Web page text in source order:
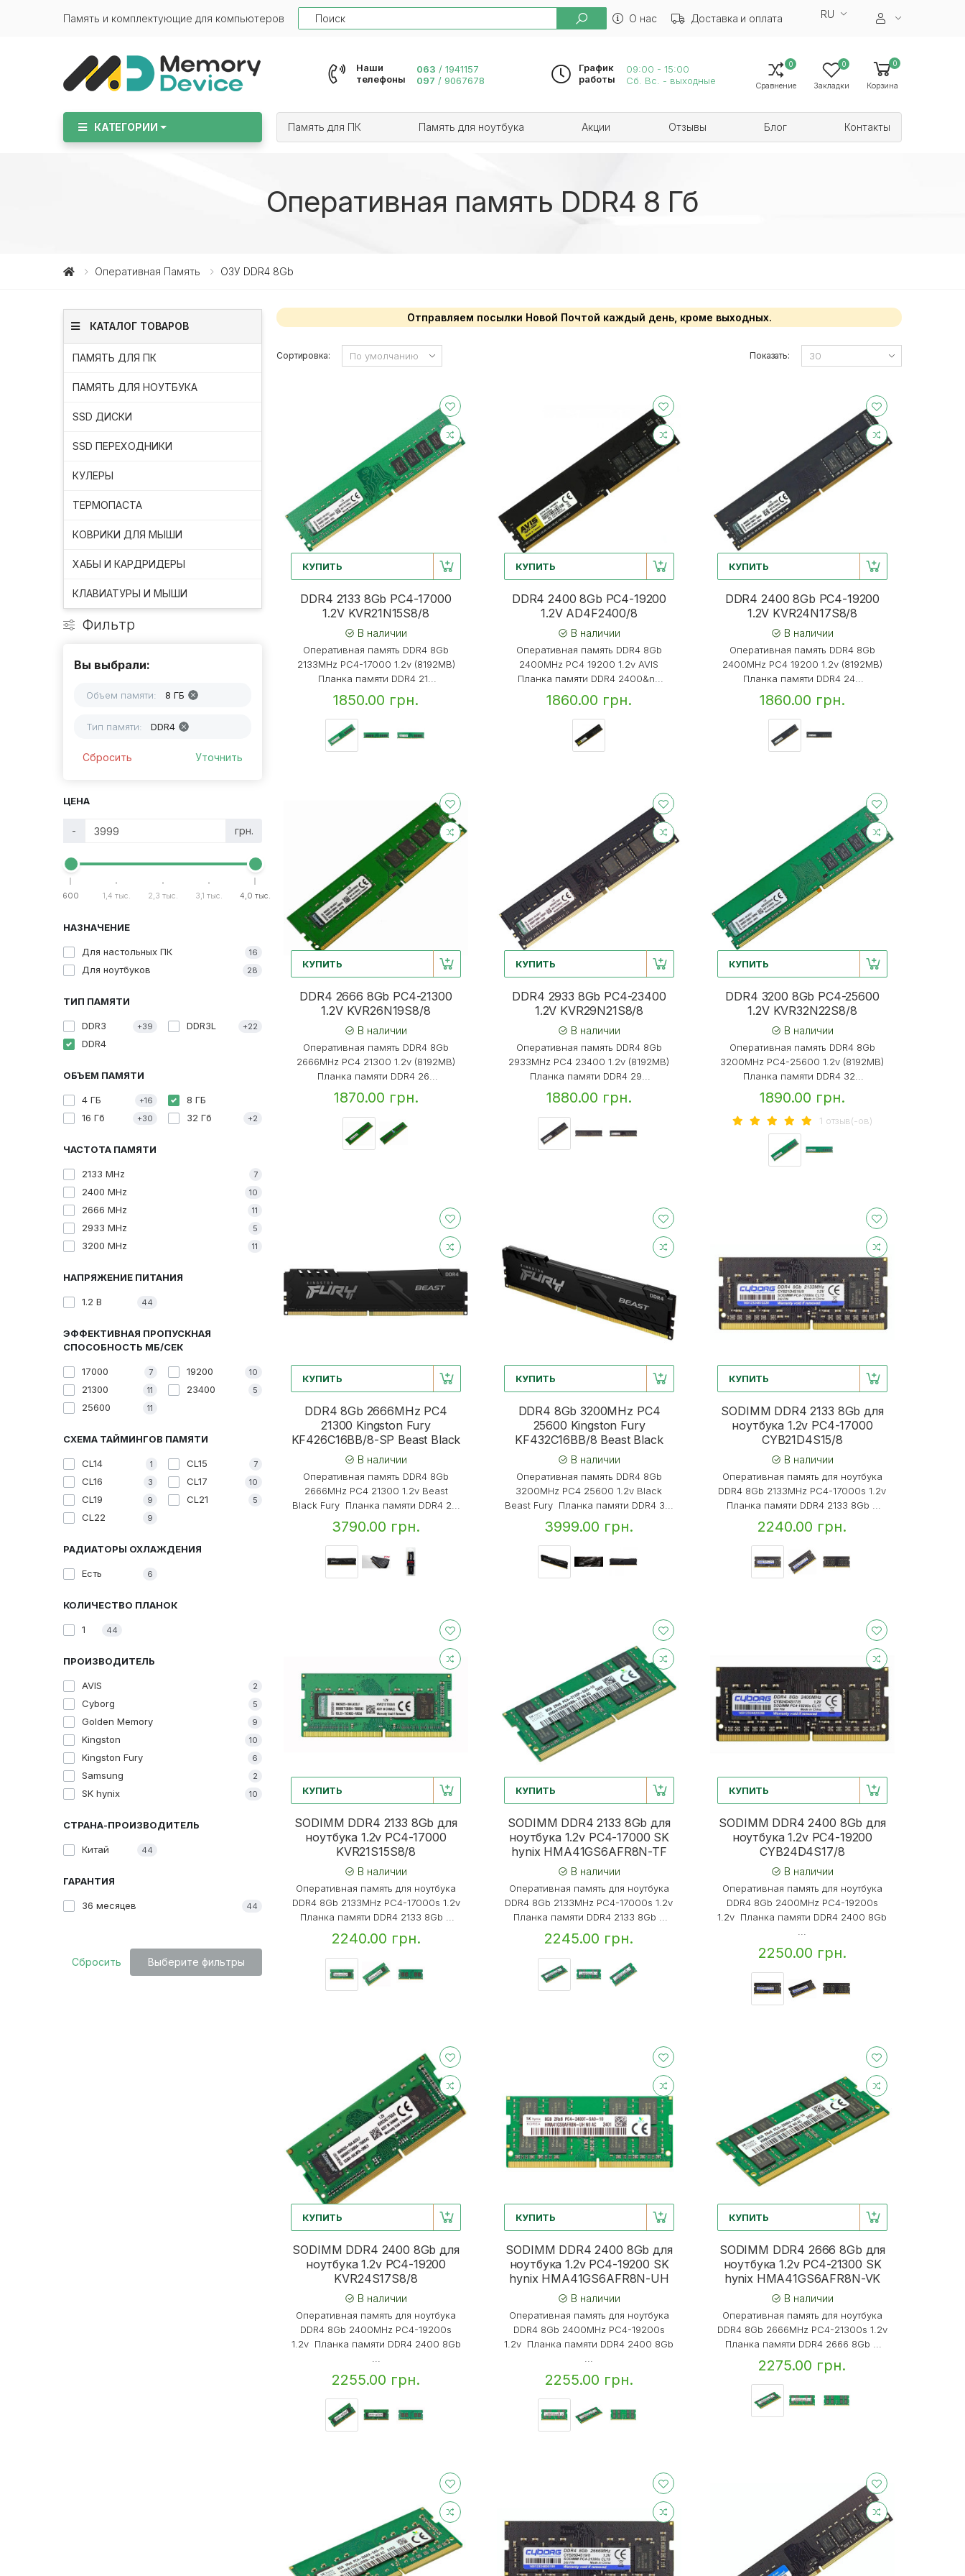
Память и комплектующие для компьютеров
Search
О нас Доставка и оплата RU
Наши
телефоны
063 / 1941157
097 / 9067678
График
работы
09:00 - 15:00
Сб. Вс. - выходные
0
Сравнение
0
Закладки
0
Корзина
КАТЕГОРИИ Память для ПК Память для ноутбука Акции Отзывы Блог Контакты
Оперативная память DDR4 8 Гб
Оперативная Память ОЗУ DDR4 8Gb
КАТАЛОГ ТОВАРОВ
ПАМЯТЬ ДЛЯ ПК
ПАМЯТЬ ДЛЯ НОУТБУКА
SSD ДИСКИ
SSD ПЕРЕХОДНИКИ
КУЛЕРЫ
ТЕРМОПАСТА
КОВРИКИ ДЛЯ МЫШИ
ХАБЫ И КАРДРИДЕРЫ
КЛАВИАТУРЫ И МЫШИ
Фильтр
Вы выбрали:
Объем памяти: 8 ГБ
Тип памяти: DDR4
Сбросить Уточнить
ЦЕНА
- грн.
600 1,4 тыс. 2,3 тыс. 3,1 тыс. 4,0 тыс.
НАЗНАЧЕНИЕ
Для настольных ПК 16
Для ноутбуков 28
ТИП ПАМЯТИ
DDR3 +39 DDR3L +22
DDR4
ОБЪЕМ ПАМЯТИ
4 ГБ +16
8 ГБ
16 Гб
+30 32 Гб +2
ЧАСТОТА ПАМЯТИ
2133 MHz 7
2400 MHz 10
2666 MHz 11
2933 MHz 5
3200 MHz 11
НАПРЯЖЕНИЕ ПИТАНИЯ
1.2 В 44
ЭФФЕКТИВНАЯ ПРОПУСКНАЯ
СПОСОБНОСТЬ MБ/СЕК
17000 7 19200 10
21300 11 23400 5
25600 11
СХЕМА ТАЙМИНГОВ ПАМЯТИ
CL14 1 CL15 7
CL16 3 CL17 10
CL19 9 CL21 5
CL22 9
РАДИАТОРЫ ОХЛАЖДЕНИЯ
Есть 6
КОЛИЧЕСТВО ПЛАНОК
1 44
ПРОИЗВОДИТЕЛЬ
AVIS 2
Cyborg 5
Golden Memory 9
Kingston 10
Kingston Fury 6
Samsung 2
SK hynix 10
СТРАНА-ПРОИЗВОДИТЕЛЬ
Китай 44
ГАРАНТИЯ
36 месяцев 44
Сбросить Выберите фильтры
Отправляем посылки Новой Почтой каждый день, кроме выходных.
Сортировка: Показать:
КУПИТЬ
DDR4 2133 8Gb PC4-17000
1.2V KVR21N15S8/8
В наличии
Оперативная память DDR4 8Gb
2133MHz PC4-17000 1.2v (8192MB)
Планка памяти DDR4 21...
1850.00 грн.
КУПИТЬ
DDR4 2400 8Gb PC4-19200
1.2V AD4F2400/8
В наличии
Оперативная память DDR4 8Gb
2400MHz PC4 19200 1.2v AVIS
Планка памяти DDR4 2400&n...
1860.00 грн.
КУПИТЬ
DDR4 2400 8Gb PC4-19200
1.2V KVR24N17S8/8
В наличии
Оперативная память DDR4 8Gb
2400MHz PC4 19200 1.2v (8192MB)
Планка памяти DDR4 24...
1860.00 грн.
КУПИТЬ
DDR4 2666 8Gb PC4-21300
1.2V KVR26N19S8/8
В наличии
Оперативная память DDR4 8Gb
2666MHz PC4 21300 1.2v (8192MB)
Планка памяти DDR4 26...
1870.00 грн.
КУПИТЬ
DDR4 2933 8Gb PC4-23400
1.2V KVR29N21S8/8
В наличии
Оперативная память DDR4 8Gb
2933MHz PC4 23400 1.2v (8192MB)
Планка памяти DDR4 29...
1880.00 грн.
КУПИТЬ
DDR4 3200 8Gb PC4-25600
1.2V KVR32N22S8/8
В наличии
Оперативная память DDR4 8Gb
3200MHz PC4-25600 1.2v (8192MB)
Планка памяти DDR4 32...
1890.00 грн.
1 отзыв(-ов)
КУПИТЬ
DDR4 8Gb 2666MHz PC4
21300 Kingston Fury
KF426C16BB/8-SP Beast Black
В наличии
Оперативная память DDR4 8Gb
2666MHz PC4 21300 1.2v Beast
Black Fury Планка памяти DDR4 2...
3790.00 грн.
КУПИТЬ
DDR4 8Gb 3200MHz PC4
25600 Kingston Fury
KF432C16BB/8 Beast Black
В наличии
Оперативная память DDR4 8Gb
3200MHz PC4 25600 1.2v Black
Beast Fury Планка памяти DDR4 3...
3999.00 грн.
КУПИТЬ
SODIMM DDR4 2133 8Gb для
ноутбука 1.2v PC4-17000
CYB21D4S15/8
В наличии
Оперативная память для ноутбука
DDR4 8Gb 2133MHz PC4-17000s 1.2v
Планка памяти DDR4 2133 8Gb ...
2240.00 грн.
КУПИТЬ
SODIMM DDR4 2133 8Gb для
ноутбука 1.2v PC4-17000
KVR21S15S8/8
В наличии
Оперативная память для ноутбука
DDR4 8Gb 2133MHz PC4-17000s 1.2v
Планка памяти DDR4 2133 8Gb ...
2240.00 грн.
КУПИТЬ
SODIMM DDR4 2133 8Gb для
ноутбука 1.2v PC4-17000 SK
hynix HMA41GS6AFR8N-TF
В наличии
Оперативная память для ноутбука
DDR4 8Gb 2133MHz PC4-17000s 1.2v
Планка памяти DDR4 2133 8Gb ...
2245.00 грн.
КУПИТЬ
SODIMM DDR4 2400 8Gb для
ноутбука 1.2v PC4-19200
CYB24D4S17/8
В наличии
Оперативная память для ноутбука
DDR4 8Gb 2400MHz PC4-19200s
1.2v Планка памяти DDR4 2400 8Gb
...
2250.00 грн.
КУПИТЬ
SODIMM DDR4 2400 8Gb для
ноутбука 1.2v PC4-19200
KVR24S17S8/8
В наличии
Оперативная память для ноутбука
DDR4 8Gb 2400MHz PC4-19200s
1.2v Планка памяти DDR4 2400 8Gb
2255.00 грн.
КУПИТЬ
SODIMM DDR4 2400 8Gb для
ноутбука 1.2v PC4-19200 SK
hynix HMA41GS6AFR8N-UH
В наличии
Оперативная память для ноутбука
DDR4 8Gb 2400MHz PC4-19200s
1.2v Планка памяти DDR4 2400 8Gb
2255.00 грн.
КУПИТЬ
SODIMM DDR4 2666 8Gb для
ноутбука 1.2v PC4-21300 SK
hynix HMA41GS6AFR8N-VK
В наличии
Оперативная память для ноутбука
DDR4 8Gb 2666MHz PC4-21300s 1.2v
Планка памяти DDR4 2666 8Gb ...
2275.00 грн.